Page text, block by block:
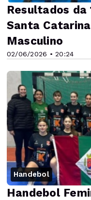
02/06/2026 • 20:24
Resultados da
Santa
Masculino
Handebol
Handebol